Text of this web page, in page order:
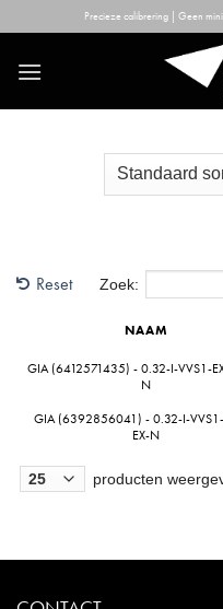
to
content
Precieze calibrering | Geen
Reset Zoek:
NAAM
GIA (6412571435) - 0.32-I-VVS1-
N
GIA (6392856041) - 0.32-I-VVS1-
EX-N
producten